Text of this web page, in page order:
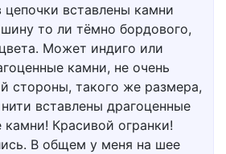
вставлены камни
то ли тёмно бордового,
Может индиго или
камни, не очень
стороны, такого же размера,
вставлены драгоценные
камни! Красивой огранки!
В общем у меня на шее